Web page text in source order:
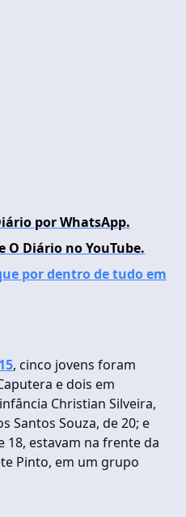
por WhatsApp.
O Diário no YouTube.
por dentro de tudo em
, cinco jovens foram
e dois em
Christian Silveira,
Santos Souza, de 20; e
18, estavam na frente da
Pinto, em um grupo